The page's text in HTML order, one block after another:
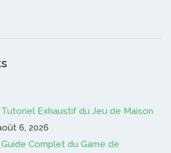
Exhaustif du Jeu de Maison
6, 2026
Complet du Game de